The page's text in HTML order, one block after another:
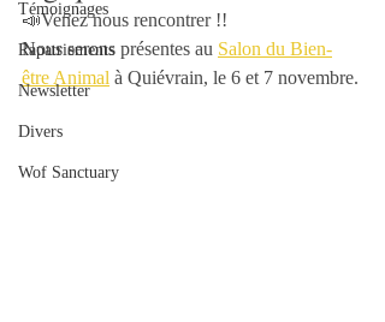
Témoignages
Rapatriements
Newsletter
Divers
Wof Sanctuary
📣Venez nous rencontrer !!
Nous serons présentes au Salon du Bien-
être Animal à Quiévrain, le 6 et 7 novembre.